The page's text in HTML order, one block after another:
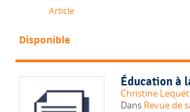
Article
Disponible
Éducation à
Christine
Dans Revue de